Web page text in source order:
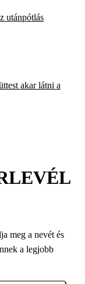
utánpótlás
akar látni a
meg a nevét és
a legjobb